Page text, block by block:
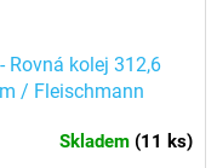
Rovná kolej 312,6
/ Fleischmann
Skladem (11 ks)